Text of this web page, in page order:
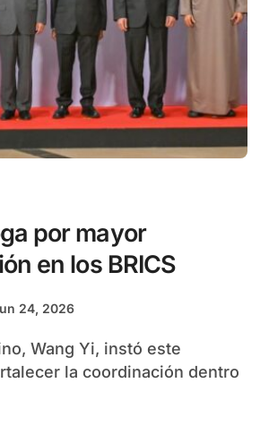
por mayor
en los BRICS
24, 2026
la coordinación dentro